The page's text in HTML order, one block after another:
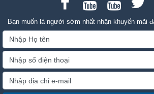
Bạn muốn là người sớm nhất nhận khuyến mãi